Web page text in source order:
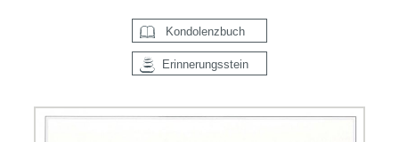
Kondolenzbuch
Erinnerungsstein